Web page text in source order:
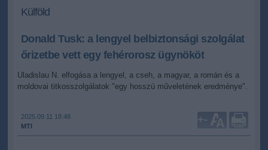
Külföld
Donald Tusk: a lengyel belbiztonsági szolgálat
őrizetbe vett egy fehérorosz ügynököt
Uladislau N. elfogása a lengyel, a cseh, a magyar, a román és a
moldovai titkosszolgálatok "egy hosszú műveletének eredménye".
2025.09.11 18:48
MTI
+-